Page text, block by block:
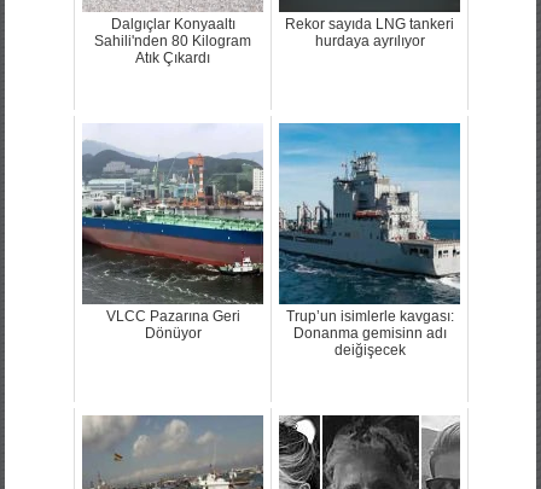
Dalgıçlar Konyaaltı
Sahili'nden 80 Kilogram
Atık Çıkardı
Rekor sayıda LNG tankeri
hurdaya ayrılıyor
VLCC Pazarına Geri
Dönüyor
Trup’un isimlerle kavgası:
Donanma gemisinn adı
deiğişecek